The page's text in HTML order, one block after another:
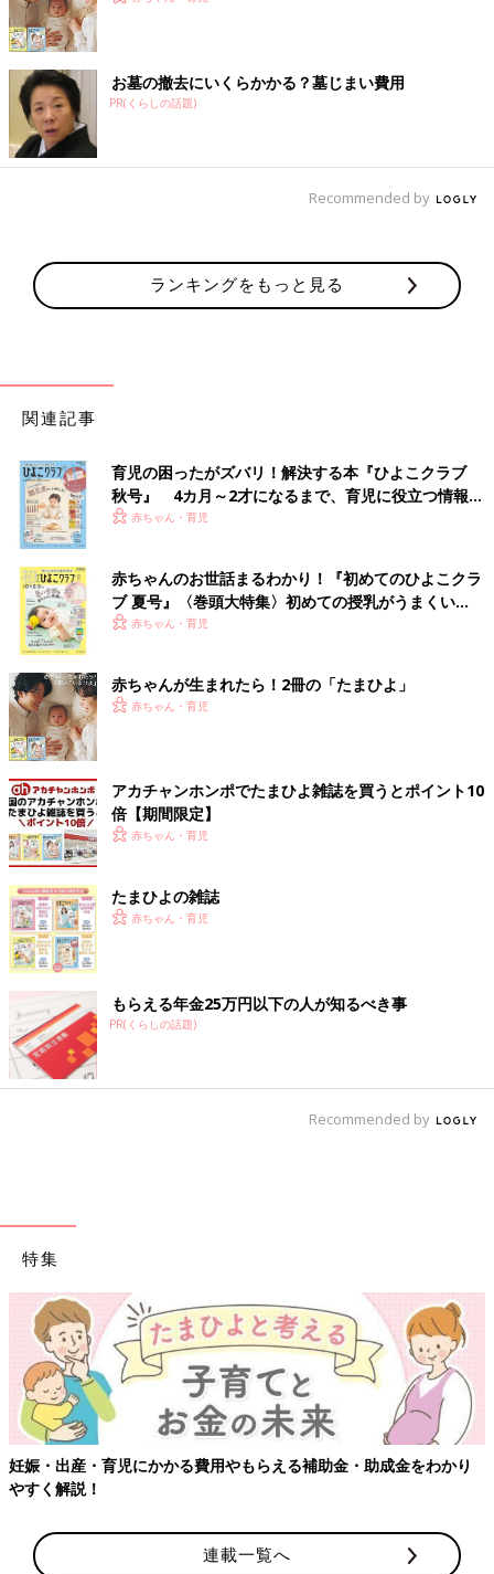
お墓の撤去にいくらかかる？墓じまい費用
PR(くらしの話題)
Recommended by
ランキングをもっと見る
関連記事
育児の困ったがズバリ！解決する本『ひよこクラブ
秋号』 4カ月～2才になるまで、育児に役立つ情報が
いっぱい！
赤ちゃん・育児
赤ちゃんのお世話まるわかり！『初めてのひよこクラ
ブ 夏号』〈巻頭大特集〉初めての授乳がうまくい
く！ おっぱい・ミルクの基本と夏のトラブル 解決テ
赤ちゃん・育児
赤ちゃんが生まれたら！2冊の「たまひよ」
赤ちゃん・育児
アカチャンホンポでたまひよ雑誌を買うとポイント10
倍【期間限定】
赤ちゃん・育児
たまひよの雑誌
赤ちゃん・育児
もらえる年金25万円以下の人が知るべき事
PR(くらしの話題)
Recommended by
特集
わかり 【ワクチン接種できるものも】妊婦の感染症対策、知っ
連載一覧へ